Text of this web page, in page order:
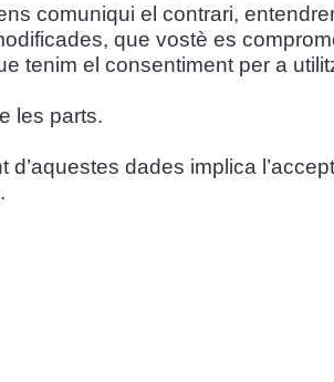
comuniqui el contrari,
que vostè es
tenim el consentiment per a
les parts.
d’aquestes dades implica